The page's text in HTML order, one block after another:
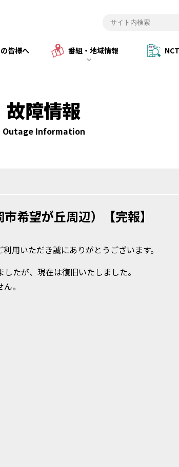
皆様へ 番組・地域情報
故障情報
Outage Information
希望が丘周辺）【完報】
用いただき誠にありがとうございます。
たが、現在は復旧いたしました。
。